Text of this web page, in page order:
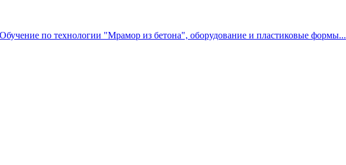
по технологии "Мрамор из бетона", оборудование и пластиковые формы...